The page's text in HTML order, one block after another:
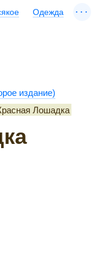
Одежда ...
издание)
Лошадка